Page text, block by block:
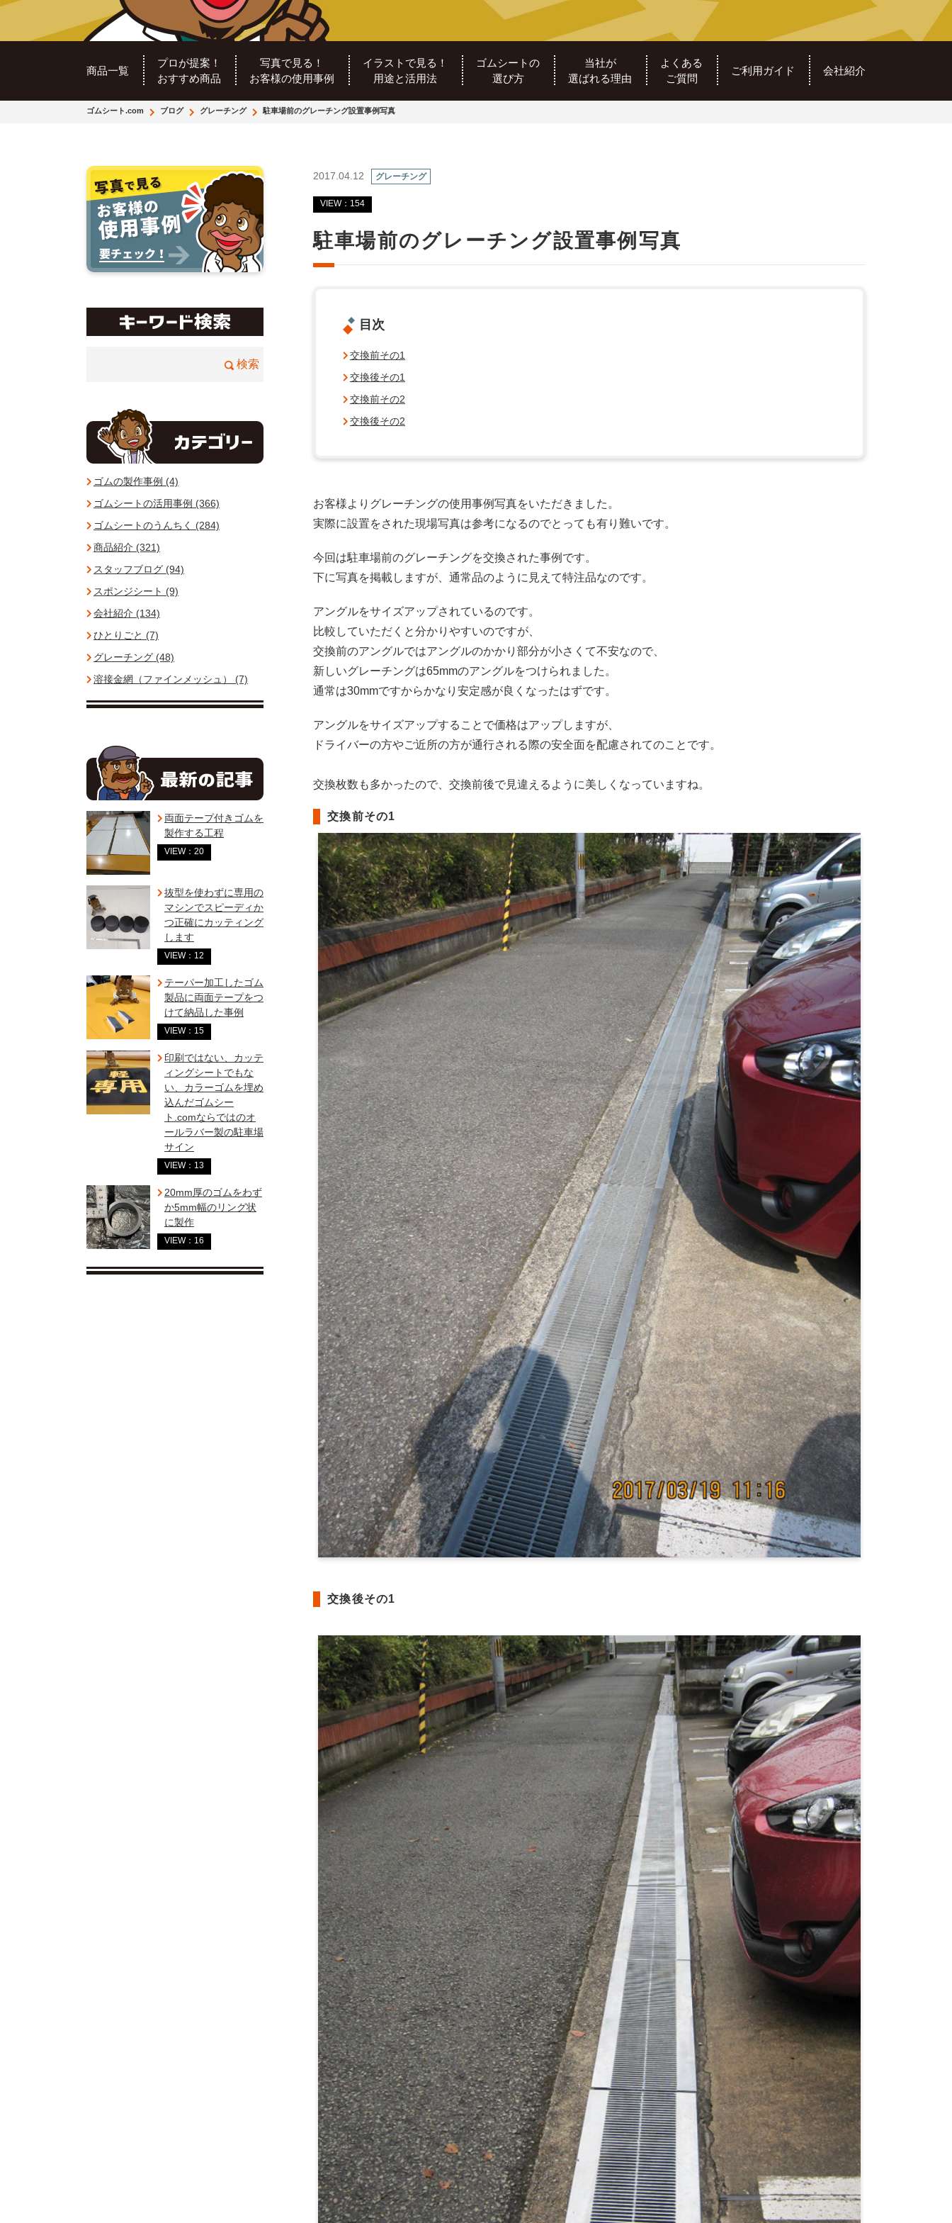
商品一覧
プロが提案！
おすすめ商品
写真で見る！
お客様の使用事例
イラストで見る！
用途と活用法
ゴムシートの
選び方
当社が
選ばれる理由
よくある
ご質問
ご利用ガイド 会社紹介
ゴムシート.com ブログ グレーチング 駐車場前のグレーチング設置事例写真
2017.04.12 グレーチング
VIEW：154
駐車場前のグレーチング設置事例写真
目次
交換前その1
交換後その1
交換前その2
交換後その2
お客様よりグレーチングの使用事例写真をいただきました。
実際に設置をされた現場写真は参考になるのでとっても有り難いです。
今回は駐車場前のグレーチングを交換された事例です。
下に写真を掲載しますが、通常品のように見えて特注品なのです。
アングルをサイズアップされているのです。
比較していただくと分かりやすいのですが、
交換前のアングルではアングルのかかり部分が小さくて不安なので、
新しいグレーチングは65mmのアングルをつけられました。
通常は30mmですからかなり安定感が良くなったはずです。
アングルをサイズアップすることで価格はアップしますが、
ドライバーの方やご近所の方が通行される際の安全面を配慮されてのことです。
交換枚数も多かったので、交換前後で見違えるように美しくなっていますね。
交換前その1
交換後その1
ゴムの製作事例 (4)
ゴムシートの活用事例 (366)
ゴムシートのうんちく (284)
商品紹介 (321)
スタッフブログ (94)
スポンジシート (9)
会社紹介 (134)
ひとりごと (7)
グレーチング (48)
溶接金網（ファインメッシュ） (7)
両面テープ付きゴムを
製作する工程
VIEW：20
抜型を使わずに専用の
マシンでスピーディか
つ正確にカッティング
します
VIEW：12
テーパー加工したゴム
製品に両面テープをつ
けて納品した事例
VIEW：15
印刷ではない、カッテ
ィングシートでもな
い、カラーゴムを埋め
込んだゴムシー
ト.comならではのオ
ールラバー製の駐車場
サイン
VIEW：13
20mm厚のゴムをわず
か5mm幅のリング状
に製作
VIEW：16